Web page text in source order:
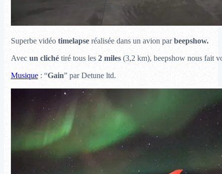
Superbe vidéo timelapseréalisée dans un avion parbeepshow.
Avec un clichétiré tous les 2 miles(3,2 km), beepshow nous fait
Musique: “Gain” par Detune ltd.